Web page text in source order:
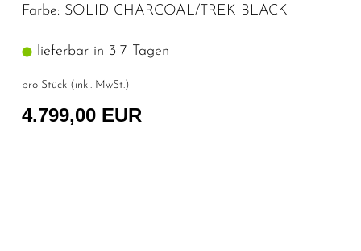
Farbe: SOLID CHARCOAL/TREK BLACK
lieferbar in 3-7 Tagen
pro Stück (inkl. MwSt.)
4.799,00 EUR